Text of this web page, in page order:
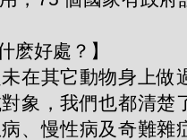
麽好處？】
未在其它動物身上做
象，我們也都清楚
、慢性病及奇難雜